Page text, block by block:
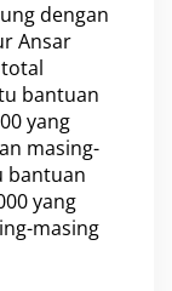
dengan
Ansar
bantuan
yang
masing-
bantuan
yang
masing